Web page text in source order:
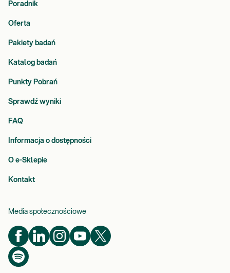
Poradnik
Oferta
Pakiety badań
Katalog badań
Punkty Pobrań
Sprawdź wyniki
FAQ
Informacja o dostępności
O e-Sklepie
Kontakt
Media społecznościowe